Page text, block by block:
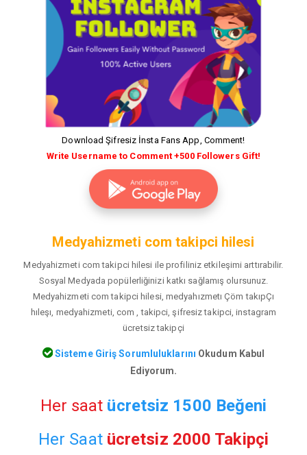
Download Şifresiz İnsta Fans App, Comment!
Write Username to Comment +500 Followers Gift!
Medyahizmeti com takipci hilesi
Medyahizmeti com takipci hilesi ile profiliniz etkileşimi arttırabilir.
Sosyal Medyada popülerliğinizi katkı sağlamış olursunuz.
Medyahizmeti com takipci hilesi, medyahızmetı Çöm takıpÇı
hıleşı, medyahizmeti, com , takipci, şifresiz takipci, instagram
ücretsiz takipçi
Sisteme Giriş Sorumluluklarını Okudum Kabul
Ediyorum.
Her saat ücretsiz 1500 Beğeni
Her Saat ücretsiz 2000 Takipçi